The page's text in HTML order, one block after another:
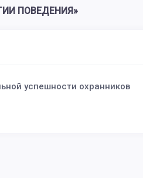
ПОВЕДЕНИЯ»
успешности охранников